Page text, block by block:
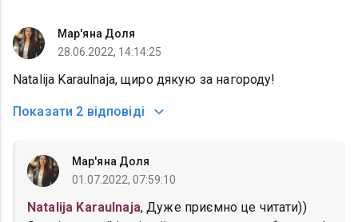
Мар'яна Доля
28.06.2022, 14:14:25
Natalija Karaulnaja, щиро дякую за нагороду!
Показати 2 відповіді
Мар'яна Доля
01.07.2022, 07:59:10
Natalija Karaulnaja, Дуже приємно це читати))